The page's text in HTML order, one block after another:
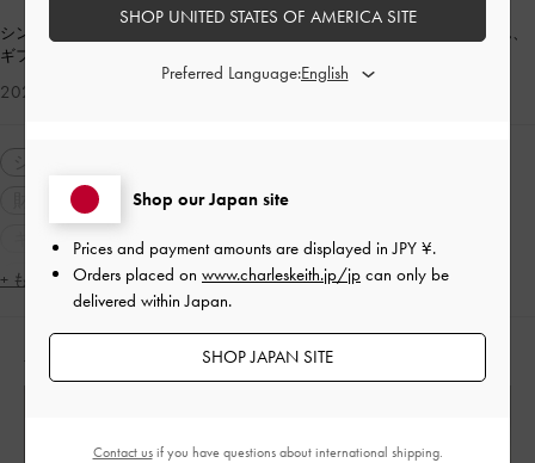
シンプルなシルエットにチャームを組み合わせた、ご自身用にはもちろん、
ギフトにもおすすめしたいアイテムです♡
2026-05-28 にアップロード
財布・カードケース
ミニ財布
ギフト
人気アイテム トレンドアイテム
パーティー
太ヒール 旅行 デート
女子会
+ もっと見る
人気のコーディネート
Shop our Japan site
Prices and payment amounts are displayed inJPY ¥.
Orders placed on www.charleskeith.jp/jp can only be
delivered within Japan.
SHOP JAPAN SITE
SHOP UNITED STATES OF AMERICA SITE
Preferred Language:
Contact usif you have questions about international shipping.